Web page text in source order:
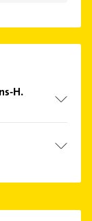
H.
und